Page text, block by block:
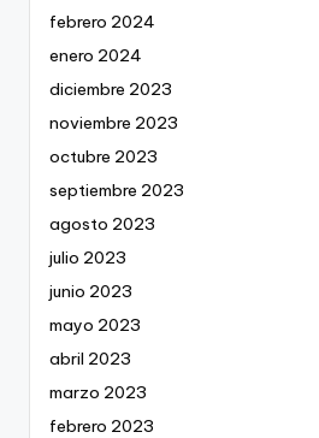
febrero 2024
enero 2024
diciembre 2023
noviembre 2023
octubre 2023
septiembre 2023
agosto 2023
julio 2023
junio 2023
mayo 2023
abril 2023
marzo 2023
febrero 2023